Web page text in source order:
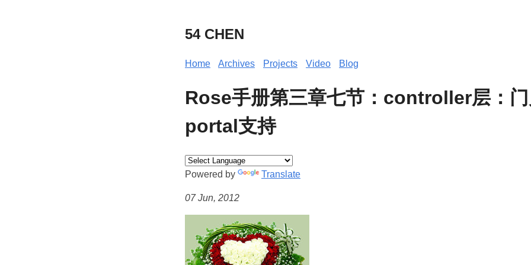
54 CHEN
Home Archives Projects Video Blog
Rose手册第三章七节：controller层：
portal支持
Powered by Translate
07 Jun, 2012